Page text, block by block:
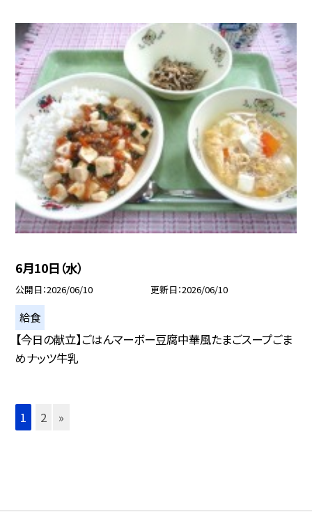
6月10日（水）
公開日 2026/06/10 更新日 2026/06/10
給食
【今日の献立】ごはんマーボー豆腐中華風たまごスープごま
めナッツ牛乳
1 2 »